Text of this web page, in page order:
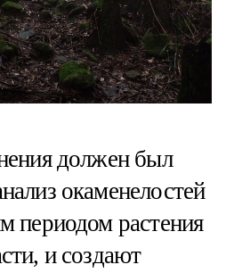
должен был
окаменелостей
периодом растения
и создают